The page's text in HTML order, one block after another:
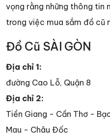
vọng rằng những thông tin
trong việc mua sắm đồ cũ
Đồ Cũ SÀI GÒN
Địa chỉ 1:
đường Cao Lỗ, Quận 8
Địa chỉ 2:
Tiền Giang - Cần Thơ -
Mau - Châu Đốc